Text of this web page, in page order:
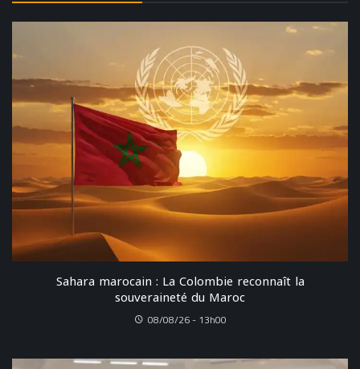
Sahara marocain : La Colombie reconnaît la
souveraineté du Maroc
08/08/26 - 13h00